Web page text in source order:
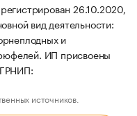
26.10.2020,
вид деятельности:
и
ИП присвоены
источников.